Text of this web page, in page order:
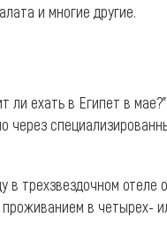
и многие другие.
ли ехать в Египет в
через
в трехзвездочном отеле
в четырех-